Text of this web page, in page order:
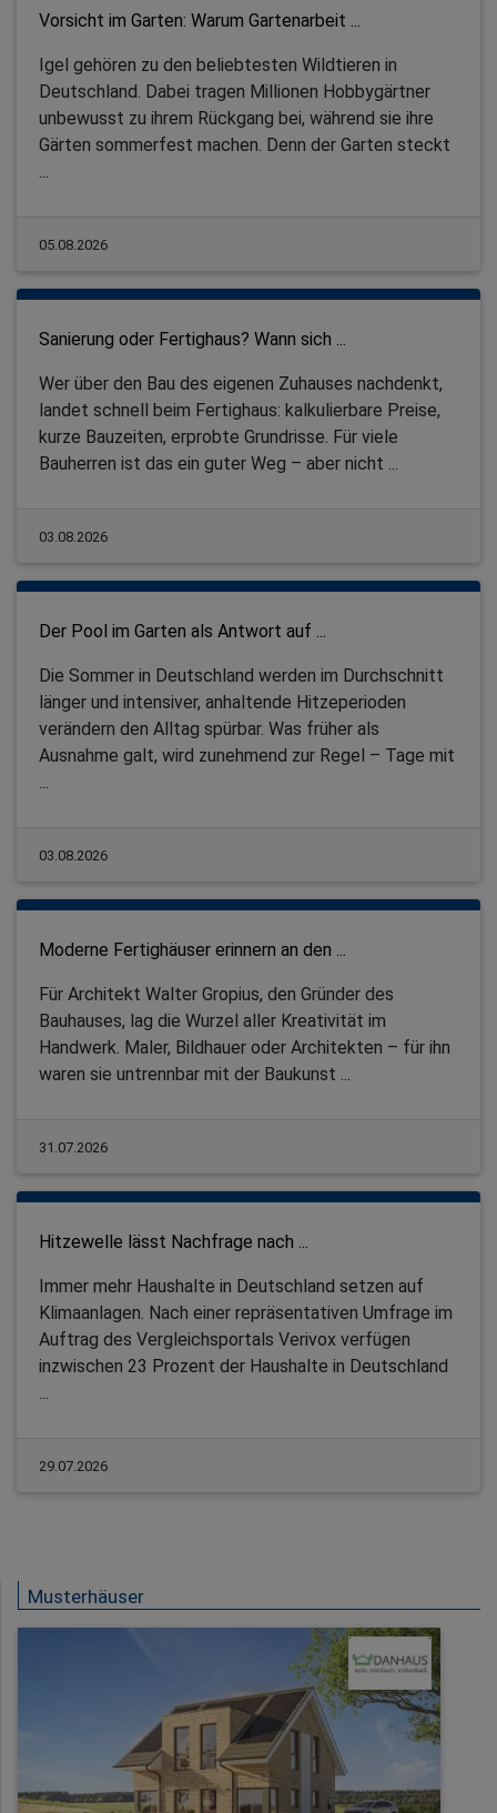
Vorsicht im Garten: Warum Gartenarbeit ...
Igel gehören zu den beliebtesten Wildtieren in
Deutschland. Dabei tragen Millionen Hobbygärtner
unbewusst zu ihrem Rückgang bei, während sie ihre
Gärten sommerfest machen. Denn der Garten steckt
...
05.08.2026
Sanierung oder Fertighaus? Wann sich ...
Wer über den Bau des eigenen Zuhauses nachdenkt,
landet schnell beim Fertighaus: kalkulierbare Preise,
kurze Bauzeiten, erprobte Grundrisse. Für viele
Bauherren ist das ein guter Weg – aber nicht ...
03.08.2026
Der Pool im Garten als Antwort auf ...
Die Sommer in Deutschland werden im Durchschnitt
länger und intensiver, anhaltende Hitzeperioden
verändern den Alltag spürbar. Was früher als
Ausnahme galt, wird zunehmend zur Regel – Tage mit
...
03.08.2026
Moderne Fertighäuser erinnern an den ...
Für Architekt Walter Gropius, den Gründer des
Bauhauses, lag die Wurzel aller Kreativität im
Handwerk. Maler, Bildhauer oder Architekten – für ihn
waren sie untrennbar mit der Baukunst ...
31.07.2026
Hitzewelle lässt Nachfrage nach ...
Immer mehr Haushalte in Deutschland setzen auf
Klimaanlagen. Nach einer repräsentativen Umfrage im
Auftrag des Vergleichsportals Verivox verfügen
inzwischen 23 Prozent der Haushalte in Deutschland
...
29.07.2026
Musterhäuser